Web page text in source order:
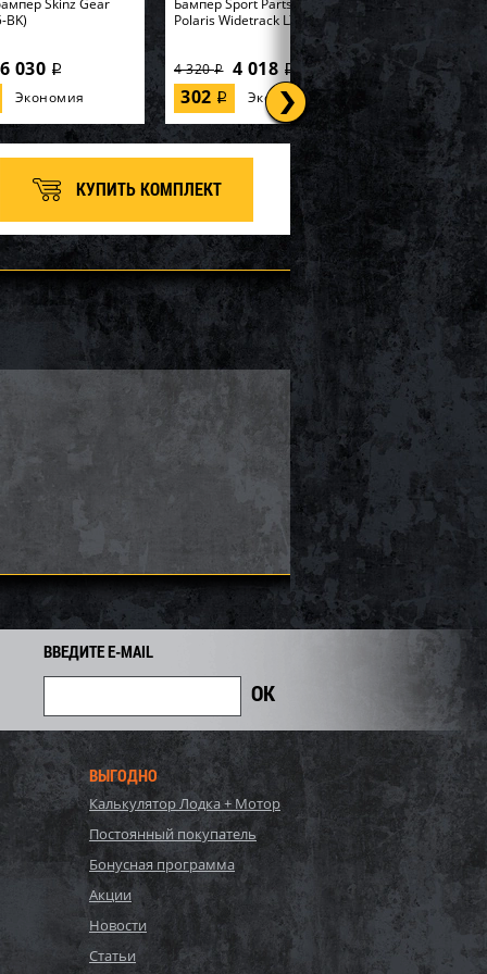
Skinz Gear
BK)
6 030 i
Экономия
Бампер Sport Parts Inc. для
Polaris Widetrack LX SM-12358
4 320i 4 018 i
302 i Экономия
для снегохода BRP
4 129
Бампер Arctic Cat/Yamaha SM-
12517
8 919
Экономия
Cat/Yamaha SM-
Бампер BRP SM-12022
4 170 3 878
292 i Экономия
КУПИТЬ КОМПЛЕКТ
ВВЕДИТЕ E-MAIL
ВЫГОДНО
Калькулятор Лодка + Мотор
Постоянный покупатель
Бонусная программа
Акции
Новости
Статьи